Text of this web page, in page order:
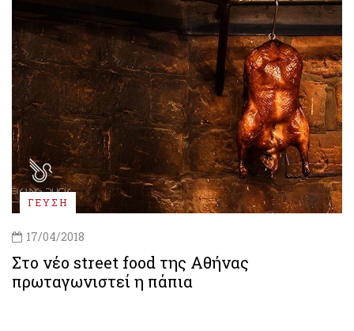
ΓΕΥΣΗ
17/04/2018
Στο νέο street food της Αθήνας
πρωταγωνιστεί η πάπια